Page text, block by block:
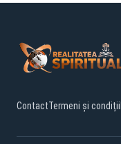
ContactTermeni și condiții